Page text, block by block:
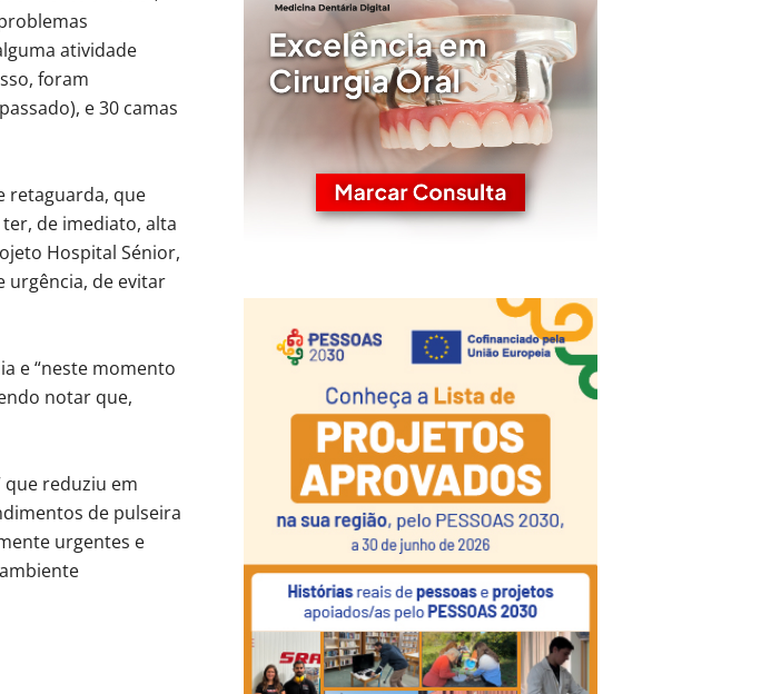
atividade
foram
e 30 camas
retaguarda, que
de imediato, alta
Hospital Sénior,
urgência, de evitar
e “neste momento
notar que,
que reduziu em
de pulseira
urgentes e